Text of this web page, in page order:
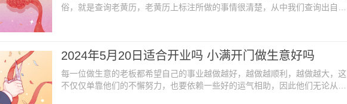
俗，就是查询老黄历，老黄历上标注所做的事情很清楚，从中我们查询出自己
六日【生肖】：龙【星座】：双子【阳贵人】：西北【阴贵人】
2024年5月20日适合开业吗 小满开门做生意好吗
每一位做生意的老板都希望自己的事业越做越好，越做越顺利，越做越大，这
不仅仅单靠他们的不懈努力，也要依赖一些好的运气相助，因此他们无论从事